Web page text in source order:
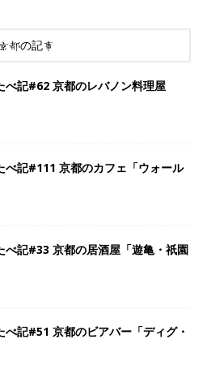
都の記事
べ記#62 京都のレバノン料理屋
べ記#111 京都のカフェ「ウォール
べ記#33 京都の居酒屋「遊亀・祇園
べ記#51 京都のビアバー「ディグ・